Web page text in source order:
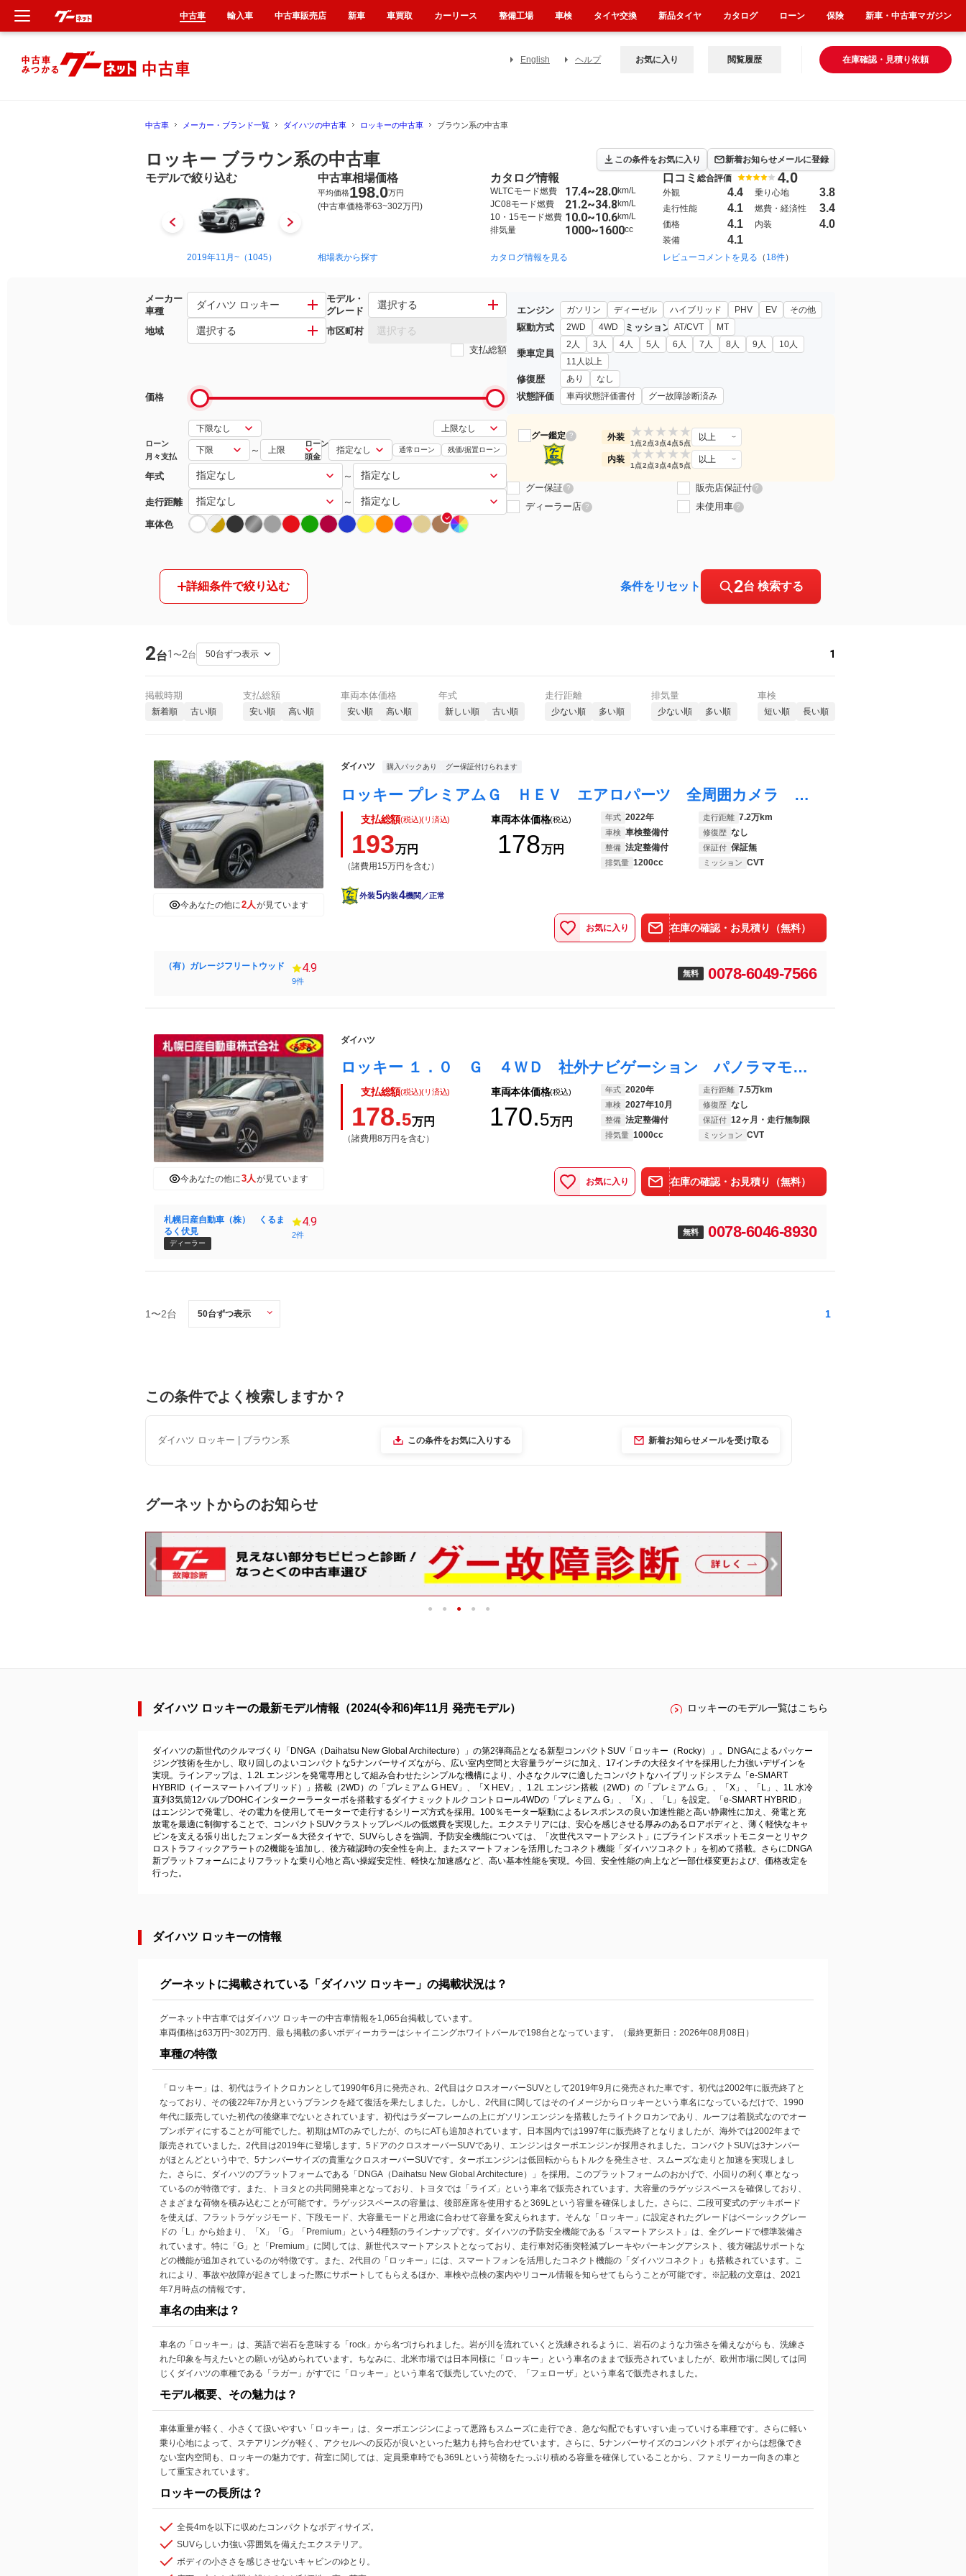
English ヘルプ 在庫確認・見積り依頼
お気に入り 閲覧履歴
中古車 メーカー・ブランド一覧 ダイハツの中古車 ロッキーの中古車 ブラウン系の中古車
ロッキー ブラウン系の中古車 この条件をお気に入り 新着お知らせメールに登録
モデルで絞り込む
2019年11月~（1045） 1990年6月~1997年4月（5） 2019年11月~（1045）
中古車相場価格
平均価格198.0万円
(中古車価格帯63~302万円)
相場表から探す
カタログ情報
WLTCモード燃費 17.4~28.0km/L
JC08モード燃費
21.2~34.8km/L
10・15モード燃費 10.0~10.6km/L
排気量
1000~1600cc
カタログ情報を見る
口コミ 総合評価 4.0
外観 4.4 乗り心地 3.8
走行性能 4.1 燃費・経済性 3.4
価格 4.1 内装 4.0
装備 4.1
レビューコメントを見る （ 18件）
メーカー
車種
ダイハツ ロッキー
モデル・
グレード
選択する
地域 選択する 市区町村 選択する
支払総額
価格
ローン
月々支払
～
ローン
頭金
通常ローン 残価/据置ローン
年式 ～
走行距離 ～
車体色
エンジン ガソリン ディーゼル ハイブリッド PHV EV その他
駆動方式 2WD 4WD ミッション AT/CVT MT
乗車定員
2人 3人 4人 5人 6人 7人 8人 9人
10人
11人以上
修復歴 あり なし
状態評価 車両状態評価書付 グー故障診断済み
グー鑑定 ? 外装 ★
1点
★
2点
★
3点
★
4点
★
5点
以上
内装 ★
1点
★
2点
★
3点
★
4点
★
5点
以上
グー保証 ? 販売店保証付 ?
ディーラー店 ? 未使用車 ?
詳細条件で絞り込む 条件をリセット 2台 検索する
2台1 〜2台 1
掲載時期
新着順 古い順
支払総額
安い順 高い順
車両本体価格
安い順 高い順
年式
新しい順 古い順
走行距離
少ない順 多い順
排気量
少ない順 多い順
車検
短い順 長い順
今あなたの他に2人が見ています
ダイハツ 購入パックあり グー保証付けられます
ロッキー プレミアムＧ ＨＥＶ エアロパーツ 全周囲カメラ ナビＴＶ ＬＥＤヘッドライト シートヒーター レーンアシスト クリアランスソナー ＵＳＢ Ｂｌｕｅｔｏｏｔｈ スマートアシスト ドライブレコーダー スマートキー３個
支払総額(税込)(リ済込)
193万円
（諸費用15万円を含む）
車両本体価格(税込)
178万円
年式 2022年 走行距離 7.2万km
車検 車検整備付 修復歴 なし
整備 法定整備付 保証付 保証無
排気量 1200cc ミッション CVT
外装5内装4機関／正常
お気に入り 在庫の確認・お見積り（無料）
（有）ガレージフリートウッド 4.9
9件
無料 0078-6049-7566
今あなたの他に3人が見ています
ダイハツ
ロッキー １．０ Ｇ ４ＷＤ 社外ナビゲーション パノラマモニター
支払総額(税込)(リ済込)
178.5万円
（諸費用8万円を含む）
車両本体価格(税込)
170.5万円
年式 2020年 走行距離 7.5万km
車検 2027年10月 修復歴 なし
整備 法定整備付 保証付 12ヶ月・走行無制限
排気量 1000cc ミッション CVT
お気に入り 在庫の確認・お見積り（無料）
札幌日産自動車（株） くるま
るく伏見
ディーラー
4.9
2件 無料 0078-6046-8930
1〜2台 1
この条件でよく検索しますか？
ダイハツ ロッキー | ブラウン系 この条件をお気に入りする 新着お知らせメールを受け取る
グーネットからのお知らせ
ダイハツ ロッキーの最新モデル情報（2024(令和6)年11月 発売モデル） ロッキーのモデル一覧はこちら
ダイハツの新世代のクルマづくり「DNGA（Daihatsu New Global Architecture）」の第2弾商品となる新型コンパクトSUV「ロッキー（Rocky）」。DNGAによるパッケー
ジング技術を生かし、取り回しのよいコンパクトな5ナンバーサイズながら、広い室内空間と大容量ラゲージに加え、17インチの大径タイヤを採用した力強いデザインを
実現。ラインアップは、1.2L エンジンを発電専用として組み合わせたシンプルな機構により、小さなクルマに適したコンパクトなハイブリッドシステム「e‐SMART
HYBRID（イースマートハイブリッド）」搭載（2WD）の「プレミアム G HEV」、「X HEV」、1.2L エンジン搭載（2WD）の「プレミアム G」、「X」、「L」、1L 水冷
直列3気筒12バルブDOHCインタークーラーターボを搭載するダイナミックトルクコントロール4WDの「プレミアム G」、「X」、「L」を設定。「e‐SMART HYBRID」
はエンジンで発電し、その電力を使用してモーターで走行するシリーズ方式を採用。100％モーター駆動によるレスポンスの良い加速性能と高い静粛性に加え、発電と充
放電を最適に制御することで、コンパクトSUVクラストップレベルの低燃費を実現した。エクステリアには、安心を感じさせる厚みのあるロアボディと、薄く軽快なキャ
ビンを支える張り出したフェンダー＆大径タイヤで、SUVらしさを強調。予防安全機能については、「次世代スマートアシスト」にブラインドスポットモニターとリヤク
ロストラフィックアラートの2機能を追加し、後方確認時の安全性を向上。またスマートフォンを活用したコネクト機能「ダイハツコネクト」を初めて搭載。さらにDNGA
新プラットフォームによりフラットな乗り心地と高い操縦安定性、軽快な加速感など、高い基本性能を実現。今回、安全性能の向上など一部仕様変更および、価格改定を
行った。
ダイハツ ロッキーの情報
グーネットに掲載されている「ダイハツ ロッキー」の掲載状況は？
グーネット中古車ではダイハツ ロッキーの中古車情報を1,065台掲載しています。
車両価格は63万円~302万円、最も掲載の多いボディーカラーはシャイニングホワイトパールで198台となっています。（最終更新日：2026年08月08日）
車種の特徴
「ロッキー」は、初代はライトクロカンとして1990年6月に発売され、2代目はクロスオーバーSUVとして2019年9月に発売された車です。初代は2002年に販売終了と
なっており、その後22年7か月というブランクを経て復活を果たしました。しかし、2代目に関してはそのイメージからロッキーという車名になっているだけで、1990
年代に販売していた初代の後継車でないとされています。初代はラダーフレームの上にガソリンエンジンを搭載したライトクロカンであり、ルーフは着脱式なのでオー
プンボディにすることが可能でした。初期はMTのみでしたが、のちにATも追加されています。日本国内では1997年に販売終了となりましたが、海外では2002年まで
販売されていました。2代目は2019年に登場します。5ドアのクロスオーバーSUVであり、エンジンはターボエンジンが採用されました。コンパクトSUVは3ナンバー
がほとんどという中で、5ナンバーサイズの貴重なクロスオーバーSUVです。ターボエンジンは低回転からもトルクを発生させ、スムーズな走りと加速を実現しまし
た。さらに、ダイハツのプラットフォームである「DNGA（Daihatsu New Global Architecture）」を採用。このプラットフォームのおかげで、小回りの利く車となっ
ているのが特徴です。また、トヨタとの共同開発車となっており、トヨタでは「ライズ」という車名で販売されています。大容量のラゲッジスペースを確保しており、
さまざまな荷物を積み込むことが可能です。ラゲッジスペースの容量は、後部座席を使用すると369Lという容量を確保しました。さらに、二段可変式のデッキボード
を使えば、フラットラゲッジモード、下段モード、大容量モードと用途に合わせて容量を変えられます。そんな「ロッキー」に設定されたグレードはベーシックグレー
ドの「L」から始まり、「X」「G」「Premium」という4種類のラインナップです。ダイハツの予防安全機能である「スマートアシスト」は、全グレードで標準装備さ
れています。特に「G」と「Premium」に関しては、新世代スマートアシストとなっており、走行車対応衝突軽減ブレーキやパーキングアシスト、後方確認サポートな
どの機能が追加されているのが特徴です。また、2代目の「ロッキー」には、スマートフォンを活用したコネクト機能の「ダイハツコネクト」も搭載されています。こ
れにより、事故や故障が起きてしまった際にサポートしてもらえるほか、車検や点検の案内やリコール情報を知らせてもらうことが可能です。※記載の文章は、2021
年7月時点の情報です。
車名の由来は？
車名の「ロッキー」は、英語で岩石を意味する「rock」から名づけられました。岩が川を流れていくと洗練されるように、岩石のような力強さを備えながらも、洗練さ
れた印象を与えたいとの願いが込められています。ちなみに、北米市場では日本同様に「ロッキー」という車名のままで販売されていましたが、欧州市場に関しては同
じくダイハツの車種である「ラガー」がすでに「ロッキー」という車名で販売していたので、「フェローザ」という車名で販売されました。
モデル概要、その魅力は？
車体重量が軽く、小さくて扱いやすい「ロッキー」は、ターボエンジンによって悪路もスムーズに走行でき、急な勾配でもすいすい走っていける車種です。さらに軽い
乗り心地によって、ステアリングが軽く、アクセルへの反応が良いといった魅力も持ち合わせています。さらに、5ナンバーサイズのコンパクトボディからは想像でき
ない室内空間も、ロッキーの魅力です。荷室に関しては、定員乗車時でも369Lという荷物をたっぷり積める容量を確保していることから、ファミリーカー向きの車と
して重宝されています。
ロッキーの長所は？
全長4mを以下に収めたコンパクトなボディサイズ。
SUVらしい力強い雰囲気を備えたエクステリア。
ボディの小ささを感じさせないキャビンのゆとり。
中古車 輸入車 中古車販売店 新車 車買取 カーリース 整備工場 車検 タイヤ交換 新品タイヤ カタログ ローン 保険 新車・中古車マガジン
新車